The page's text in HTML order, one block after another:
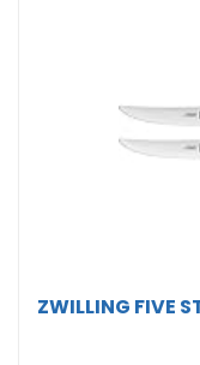
ZWILLING FIVE